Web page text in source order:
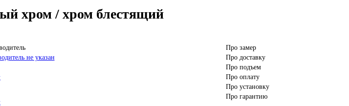
хром / хром блестящий
не указан
Про замер
Про доставку
Про подъем
Про оплату
Про установку
Про гарантию